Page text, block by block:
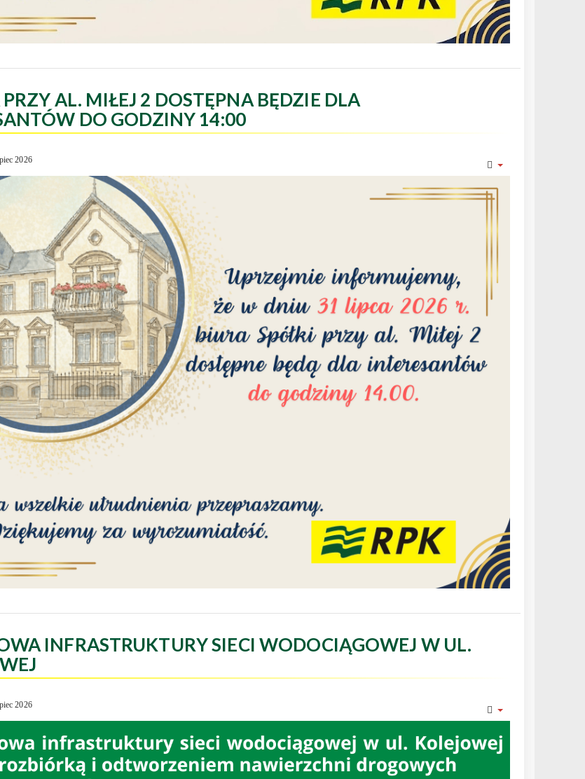
AL. MIŁEJ 2 DOSTĘPNA BĘDZIE DLA
DO GODZINY 14:00
2026
INFRASTRUKTURY SIECI WODOCIĄGOWEJ W UL.
2026